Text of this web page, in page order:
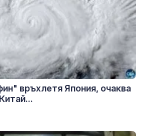
връхлетя Япония, очаква